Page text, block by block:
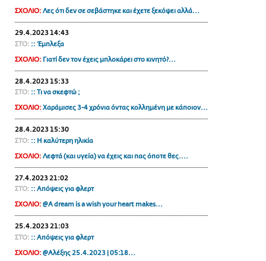
ΣΧΟΛΙΟ: Λες ότι δεν σε σεβάστηκε και έχετε ξεκόψει αλλά...
29.4.2023 14:43
ΣΤΟ: :: Έμπλεξα
ΣΧΟΛΙΟ: Γιατί δεν τον έχεις μπλοκάρει στο κινητό?...
28.4.2023 15:33
ΣΤΟ: :: Τι να σκεφτώ ;
ΣΧΟΛΙΟ: Χαράμισες 3-4 χρόνια όντας κολλημένη με κάποιον...
28.4.2023 15:30
ΣΤΟ: :: Η καλύτερη ηλικία
ΣΧΟΛΙΟ: Λεφτά (και υγεία) να έχεις και πας όποτε θες....
27.4.2023 21:02
ΣΤΟ: :: Απόψεις για φλερτ
ΣΧΟΛΙΟ: @A dream is a wish your heart makes...
25.4.2023 21:03
ΣΤΟ: :: Απόψεις για φλερτ
ΣΧΟΛΙΟ: @Αλέξης 25.4.2023 | 05:18...